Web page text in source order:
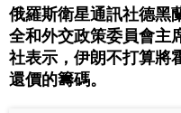
俄羅斯衛星通訊社德黑
全和外交政策委員會主
社表示，伊朗不打算將
還價的籌碼。